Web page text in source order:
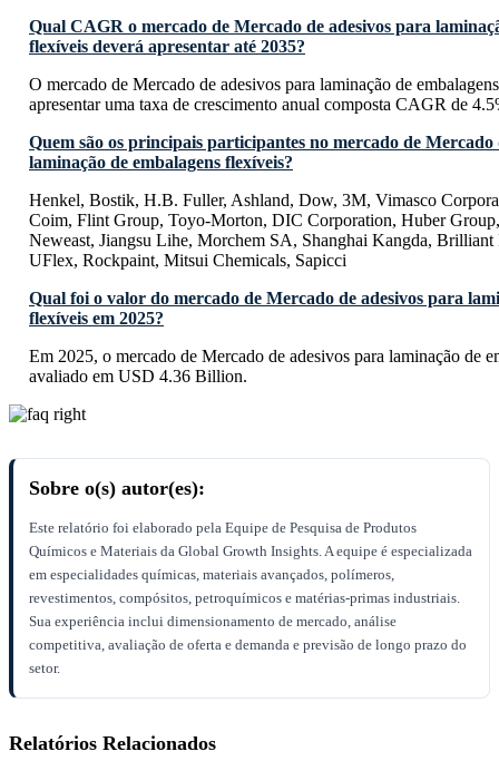
Qual CAGR o mercado de Mercado de adesivos para
flexíveis deverá apresentar até 2035?
O mercado de Mercado de adesivos para laminação de
apresentar uma taxa de crescimento anual composta CAGR de
Quem são os principais participantes no mercado de Mercado
laminação de embalagens flexíveis?
Henkel, Bostik, H.B. Fuller, Ashland, Dow, 3M, Vimasco
Coim, Flint Group, Toyo-Morton, DIC Corporation, Huber
Neweast, Jiangsu Lihe, Morchem SA, Shanghai Kangda, Brilliant
UFlex, Rockpaint, Mitsui Chemicals, Sapicci
Qual foi o valor do mercado de Mercado de adesivos para
flexíveis em 2025?
Em 2025, o mercado de Mercado de adesivos para laminação de
avaliado em USD 4.36 Billion.
Sobre o(s) autor(es):
Este relatório foi elaborado pela Equipe de Pesquisa de Produtos
Químicos e Materiais da Global Growth Insights. A equipe é especializada
em especialidades químicas, materiais avançados, polímeros,
revestimentos, compósitos, petroquímicos e matérias-primas industriais.
Sua experiência inclui dimensionamento de mercado, análise
competitiva, avaliação de oferta e demanda e previsão de longo prazo do
setor.
Relatórios Relacionados